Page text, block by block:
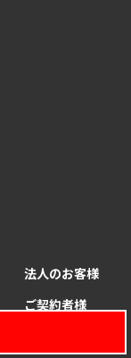
法人のお客様
ご契約者様